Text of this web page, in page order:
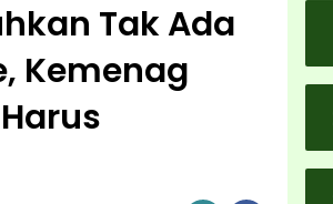
Tak Ada
Kemenag